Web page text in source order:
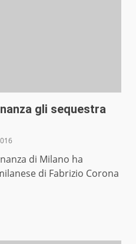
gli sequestra
di Milano ha
di Fabrizio Corona